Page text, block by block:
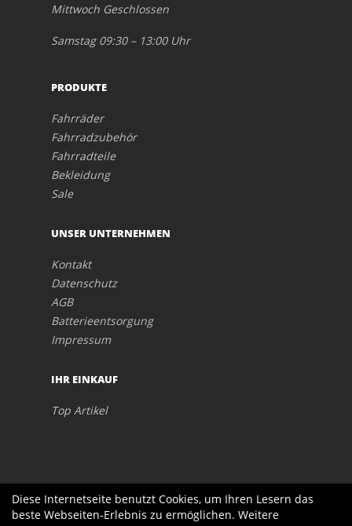
Mittwoch Geschlossen
Samstag 09:30 – 13:00 Uhr
PRODUKTE
Fahrräder
Fahrradzubehör
Fahrradteile
Bekleidung
Sale
UNSER UNTERNEHMEN
Kontakt
Datenschutz
AGB
Batterieentsorgung
Impressum
IHR EINKAUF
Top Artikel
Diese Internetseite benutzt Cookies, um Ihren Lesern das
beste Webseiten-Erlebnis zu ermöglichen. Weitere